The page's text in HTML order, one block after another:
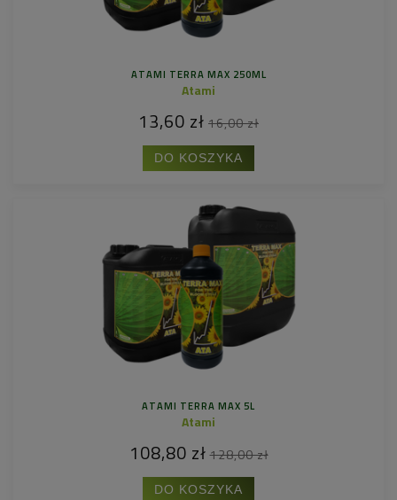
ATAMI TERRA MAX 250ML
Atami
13,60 zł 16,00 zł
DO KOSZYKA
ATAMI TERRA MAX 5L
Atami
108,80 zł 128,00 zł
DO KOSZYKA